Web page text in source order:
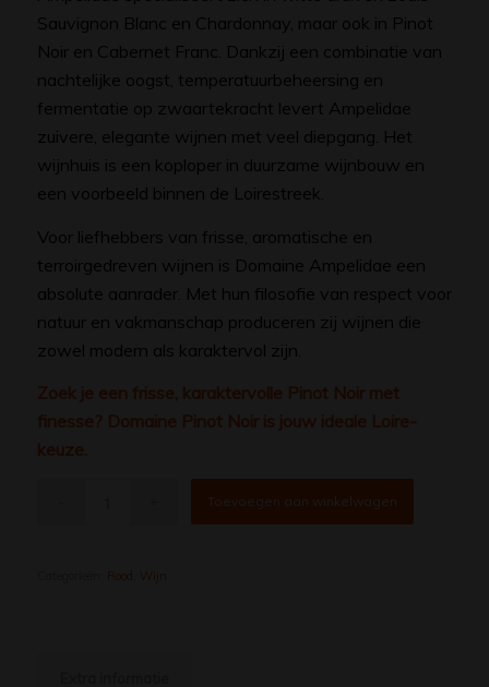
Sauvignon Blanc en Chardonnay, maar ook in Pinot
Noir en Cabernet Franc. Dankzij een combinatie van
nachtelijke oogst, temperatuurbeheersing en
fermentatie op zwaartekracht levert Ampelidae
zuivere, elegante wijnen met veel diepgang. Het
wijnhuis is een koploper in duurzame wijnbouw en
een voorbeeld binnen de Loirestreek.
Voor liefhebbers van frisse, aromatische en
terroirgedreven wijnen is Domaine Ampelidae een
absolute aanrader. Met hun filosofie van respect voor
natuur en vakmanschap produceren zij wijnen die
zowel modern als karaktervol zijn.
Zoek je een frisse, karaktervolle Pinot Noir met
finesse? Domaine Pinot Noir is jouw ideale Loire-
keuze.
Toevoegen aan winkelwagen
Rood Wijn